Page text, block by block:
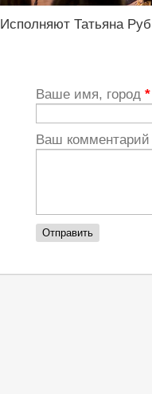
Исполняют Татьяна
Ваше имя, город *
Ваш